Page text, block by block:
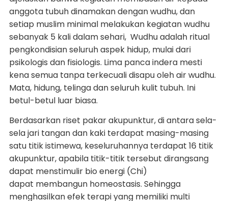
anggota tubuh dinamakan dengan wudhu, dan
setiap muslim minimal melakukan kegiatan wudhu
sebanyak 5 kali dalam sehari, Wudhu adalah ritual
pengkondisian seluruh aspek hidup, mulai dari
psikologis dan fisiologis. Lima panca indera mesti
kena semua tanpa terkecuali disapu oleh air wudhu.
Mata, hidung, telinga dan seluruh kulit tubuh. Ini
betul-betul luar biasa.
Berdasarkan riset pakar akupunktur, di antara sela-
sela jari tangan dan kaki terdapat masing-masing
satu titik istimewa, keseluruhannya terdapat 16 titik
akupunktur, apabila titik-titik tersebut dirangsang
dapat menstimulir bio energi (Chi)
dapat membangun homeostasis. Sehingga
menghasilkan efek terapi yang memiliki multi